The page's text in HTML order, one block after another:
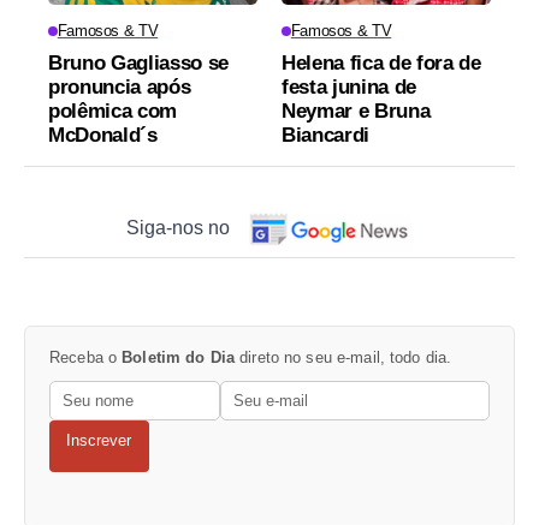
Famosos & TV
Bruno Gagliasso se
pronuncia após
polêmica com
McDonald´s
Famosos & TV
Helena fica de fora de
festa junina de
Neymar e Bruna
Biancardi
Siga-nos no
Receba o Boletim do Dia direto no seu e-mail, todo dia.
Inscrever